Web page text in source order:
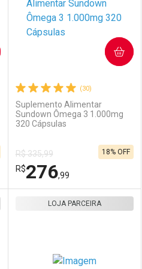
(30)
Suplemento Alimentar
Sundown Ômega 3 1.000mg
320 Cápsulas
R$ 335,99
R$276,99
18% OFF
COMPRAR
LOJA PARCEIRA